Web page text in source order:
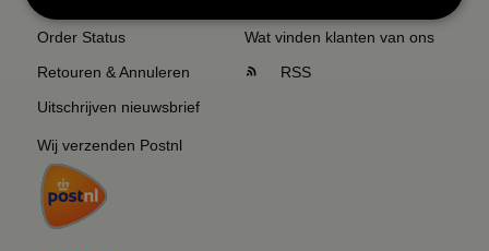
Order Status
Retouren & Annuleren
Uitschrijven nieuwsbrief
Wij verzenden Postnl
Wat vinden klanten van ons
RSS